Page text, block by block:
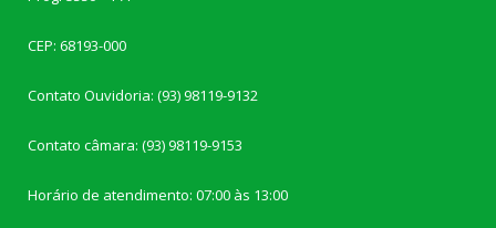
CEP: 68193-000
Contato Ouvidoria: (93) 98119-9132
Contato câmara: (93) 98119-9153
Horário de atendimento: 07:00 às 13:00